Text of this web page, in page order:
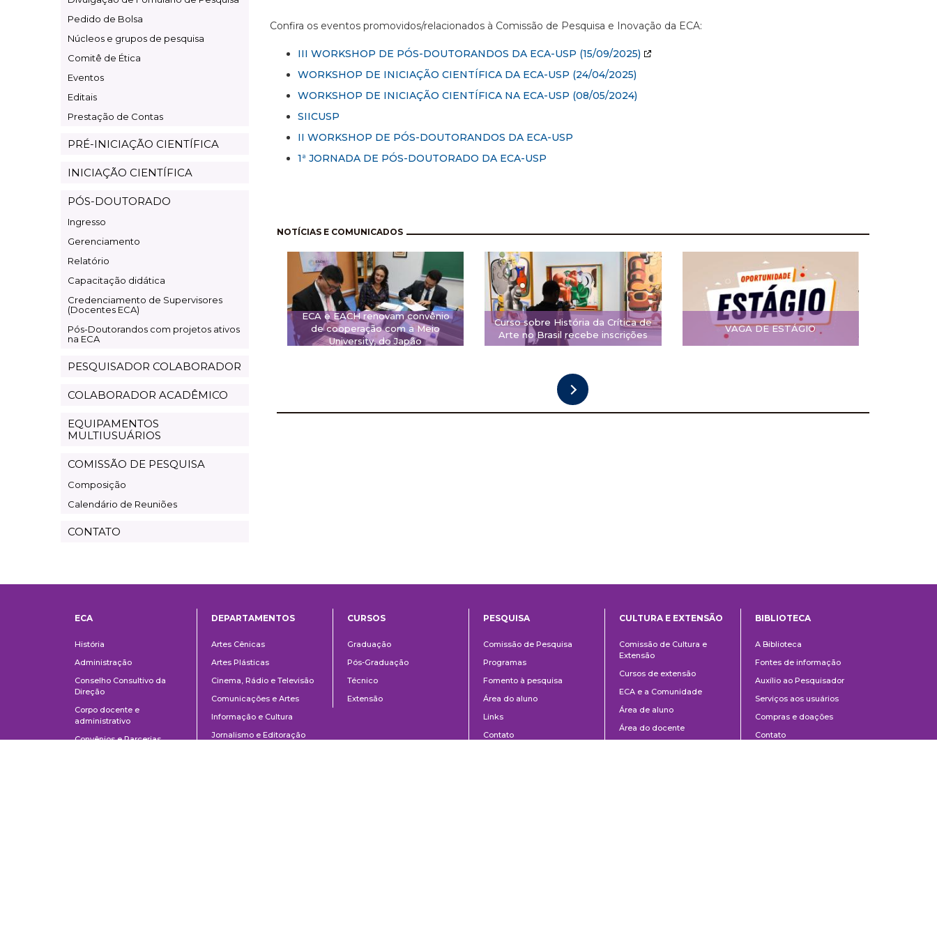
Pesquisa
Pedido de Bolsa
Núcleos e grupos de pesquisa
Comitê de Ética
Eventos
Editais
Prestação de Contas
PRÉ-INICIAÇÃO CIENTÍFICA
INICIAÇÃO CIENTÍFICA
PÓS-DOUTORADO
Ingresso
Gerenciamento
Relatório
Capacitação didática
Credenciamento de Supervisores
(Docentes ECA)
Pós-Doutorandos com projetos ativos
na ECA
PESQUISADOR COLABORADOR
COLABORADOR ACADÊMICO
EQUIPAMENTOS
MULTIUSUÁRIOS
COMISSÃO DE PESQUISA
Composição
Calendário de Reuniões
CONTATO
Confira os eventos promovidos/relacionados à Comissão de Pesquisa e Inovação da ECA:
III WORKSHOP DE PÓS-DOUTORANDOS DA ECA-USP (15/09/2025)
WORKSHOP DE INICIAÇÃO CIENTÍFICA DA ECA-USP (24/04/2025)
WORKSHOP DE INICIAÇÃO CIENTÍFICA NA ECA-USP (08/05/2024)
SIICUSP
II WORKSHOP DE PÓS-DOUTORANDOS DA ECA-USP
1ª JORNADA DE PÓS-DOUTORADO DA ECA-USP
NOTÍCIAS E COMUNICADOS
ECA e EACH renovam convênio
de cooperação com a Meio
University, do Japão
Curso sobre História da Crítica de
Arte no Brasil recebe inscrições
VAGA DE ESTÁGIO
Paginação
ECA
História
Administração
Conselho Consultivo da
Direção
Corpo docente e
administrativo
Convênios e Parcerias
DEPARTAMENTOS
Artes Cênicas
Artes Plásticas
Cinema, Rádio e Televisão
Comunicações e Artes
Informação e Cultura
Jornalismo e Editoração
CURSOS
Graduação
Pós-Graduação
Técnico
Extensão
PESQUISA
Comissão de Pesquisa
Programas
Fomento à pesquisa
Área do aluno
Links
Contato
e
Extensão
CULTURA E EXTENSÃO
Comissão de Cultura e
Extensão
Cursos de extensão
ECA e a Comunidade
Área de aluno
Área do docente
BIBLIOTECA
A Biblioteca
Fontes de informação
Auxílio ao Pesquisador
Serviços aos usuários
Compras e doações
Contato